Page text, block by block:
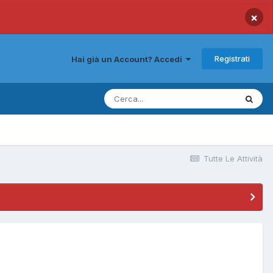
×
Hai già un Account? Accedi Registrati
Tutte Le Attività